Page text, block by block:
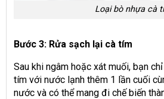
Loại bò nhựa cà
Bước 3: Rửa sạch lại cà tím
Sau khi ngâm hoặc xát muối, bạn
tím với nước lạnh thêm 1 lần cuối
nước và có thể mang đi chế biến